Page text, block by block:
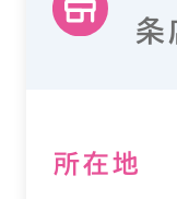
条
所在地